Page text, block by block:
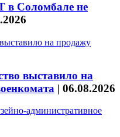
в Соломбале не
выставило на
| 06.08.2026